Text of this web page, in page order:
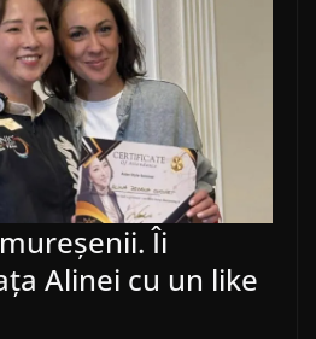
Îi
Alinei cu un like